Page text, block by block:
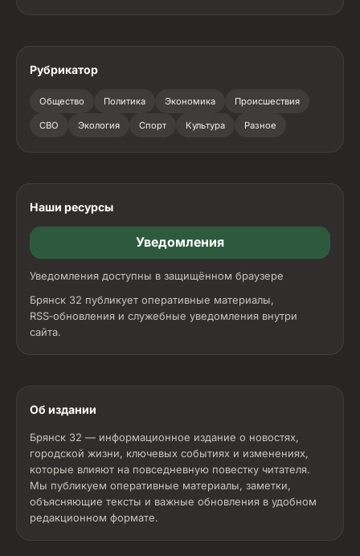
Рубрикатор
Общество Политика Экономика Происшествия
СВО Экология Спорт Культура Разное
Наши ресурсы
Уведомления
Уведомления доступны в защищённом браузере
Брянск 32 публикует оперативные материалы,
RSS‑обновления и служебные уведомления внутри
сайта.
Об издании
Брянск 32 — информационное издание о новостях,
городской жизни, ключевых событиях и изменениях,
которые влияют на повседневную повестку читателя.
Мы публикуем оперативные материалы, заметки,
объясняющие тексты и важные обновления в удобном
редакционном формате.